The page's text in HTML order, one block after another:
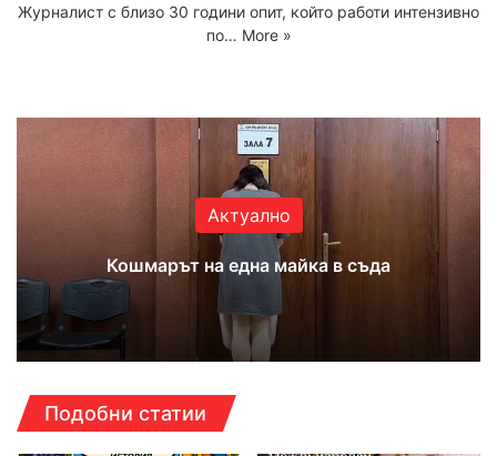
Журналист с близо 30 години опит, който работи интензивно
по… More »
Актуално
Кошмарът на една майка в съда
Подобни статии